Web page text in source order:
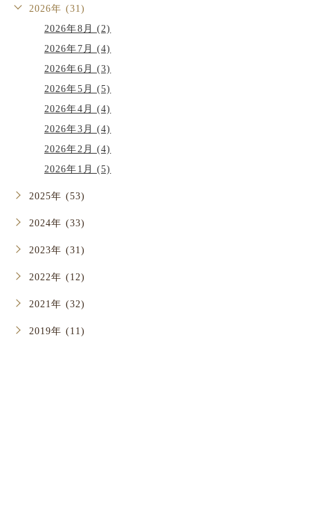
2026年 (31)
2026年8月 (2)
2026年7月 (4)
2026年6月 (3)
2026年5月 (5)
2026年4月 (4)
2026年3月 (4)
2026年2月 (4)
2026年1月 (5)
2025年 (53)
2024年 (33)
2023年 (31)
2022年 (12)
2021年 (32)
2019年 (11)